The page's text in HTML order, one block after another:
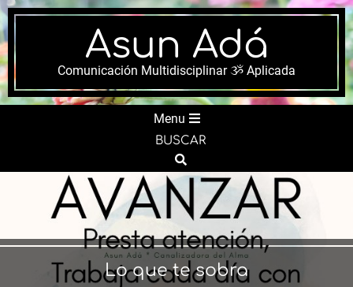
Skip
to
content
Asun Adá
Comunicación Multidisciplinar ૐ Aplicada
Menu
BUSCAR
Search
Lo que te sobra